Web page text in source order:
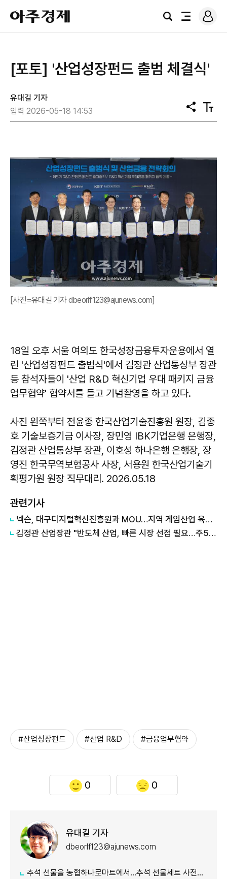
아
주
경
검
전
로
그
[포토] '산업성장펀드 출범 체결식'
유대길 기자
입력 2026-05-18 14:53
공
유
텍
스
[사진=유대길 기자 dbeorlf123@ajunews.com]
18일 오후 서울 여의도 한국성장금융투자운용에서 열
린 '산업성장펀드 출범식'에서 김정관 산업통상부 장관
등 참석자들이 '산업 R&D 혁신기업 우대 패키지 금융
업무협약' 협약서를 들고 기념촬영을 하고 있다.
사진 왼쪽부터 전윤종 한국산업기술진흥원 원장, 김종
호 기술보증기금 이사장, 장민영 IBK기업은행 은행장,
김정관 산업통상부 장관, 이호성 하나은행 은행장, 장
영진 한국무역보험공사 사장, 서용원 한국산업기술기
획평가원 원장 직무대리. 2026.05.18
관련기사
넥슨, 대구디지털혁신진흥원과 MOU…지역 게임산업 육성 나선다
김정관 산업장관 "반도체 산업, 빠른 시장 선점 필요…주52시간제 손봐야"
#산업성장펀드 #산업 R&D #금융업무협약
0 0
유대길 기자
dbeorlf123@ajunews.com
추석 선물을 농협하나로마트에서…추석 선물세트 사전예약 실시